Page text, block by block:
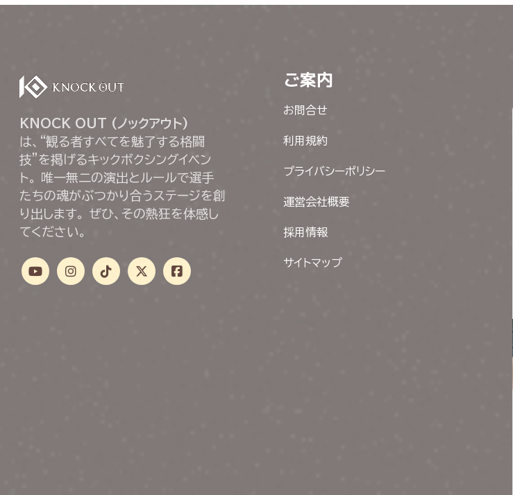
KNOCK OUT (ノックアウト)
は、“観る者すべてを魅了する格闘
技”を掲げるキックボクシングイベン
ト。 唯一無二の演出とルールで選手
たちの魂がぶつかり合うステージを創
り出します。 ぜひ、その熱狂を体感し
てください。
ご案内
お問合せ
利用規約
プライバシーポリシー
運営会社概要
採用情報
サイトマップ